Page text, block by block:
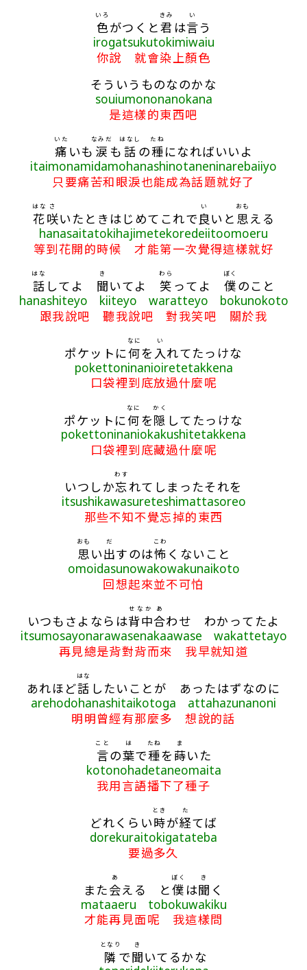
色
いろ
がつくと君
きみ
は言
い
う
irogatsukutokimiwaiu
你說 就會染上顏色
そういうものなのかな
souiumononanokana
是這樣的東西吧
痛
いた
いも 涙
なみだ
も 話
はなし
の種
たね
になればいいよ
itaimonamidamohanashinotaneninarebaiiyo
只要痛苦和眼淚也能成為話題就好了
花
はな
咲
さ
いたときはじめてこれで 良
い
いと 思
おも
える
hanasaitatokihajimetekoredeiitoomoeru
等到花開的時候 才能第一次覺得這樣就好
話
はな
してよ 聞
き
いてよ 笑
わら
ってよ 僕
ぼく
のこと
hanashiteyo kiiteyo waratteyo bokunokoto
跟我說吧 聽我說吧 對我笑吧 關於我
ポケットに何
なに
を 入
い
れてたっけな
pokettoninanioiretetakkena
口袋裡到底放過什麼呢
ポケットに何
なに
を隠
かく
してたっけな
pokettoninaniokakushitetakkena
口袋裡到底藏過什麼呢
いつしか忘
わす
れてしまったそれを
itsushikawasureteshimattasoreo
那些不知不覺忘掉的東西
思
おも
い出
だ
すのは怖
こわ
くないこと
omoidasunowakowakunaikoto
回想起來並不可怕
いつもさよならは背中
せなか
合
あ
わせ わかってたよ
itsumosayonarawasenakaawase wakattetayo
再見總是背對背而來 我早就知道
あれほど話
はな
したいことが あったはずなのに
arehodohanashitaikotoga attahazunanoni
明明曾經有那麼多 想說的話
言
こと
の葉
は
で種
たね
を 蒔
ま
いた
kotonohadetaneomaita
我用言語播下了種子
どれくらい時
とき
が経
た
てば
dorekuraitokigatateba
要過多久
また会
あ
える と僕
ぼく
は聞
き
く
mataaeru tobokuwakiku
才能再見面呢 我這樣問
隣
となり
で聞
き
いてるかな